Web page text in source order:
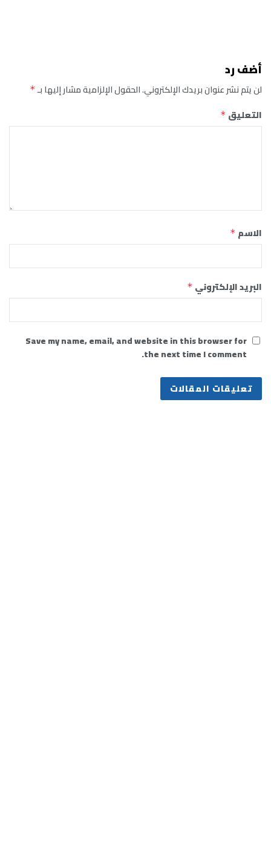
أضف رد
لن يتم نشر عنوان بريدك الإلكتروني.الحقول الإلزامية مشار إليها بـ*
التعليق *
الاسم *
البريد الإلكتروني *
Save my name, email, and website in this browser for
the next time I comment.